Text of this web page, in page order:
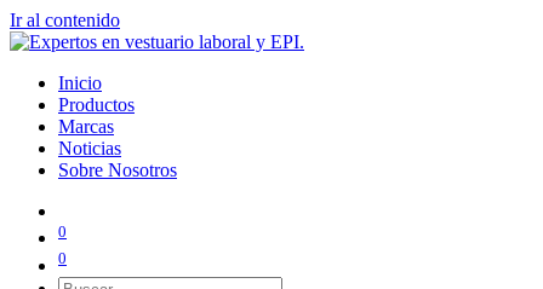
Ir al contenido
Inicio
Productos
Marcas
Noticias
Sobre Nosotros
0
0